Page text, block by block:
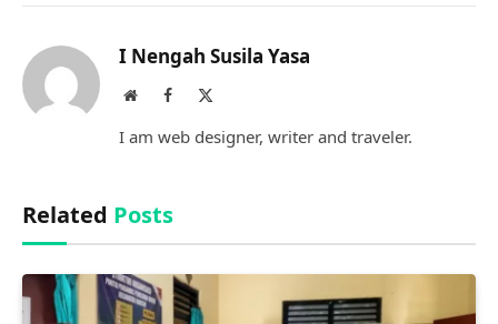
I Nengah Susila Yasa
WebsiteFacebook
I am web designer, writer and traveler.
Related Posts